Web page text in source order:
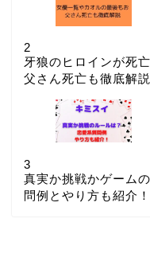
2
牙狼のヒロインが死
父さん死亡も徹底解説
3
真実か挑戦かゲーム
問例とやり方も紹介！